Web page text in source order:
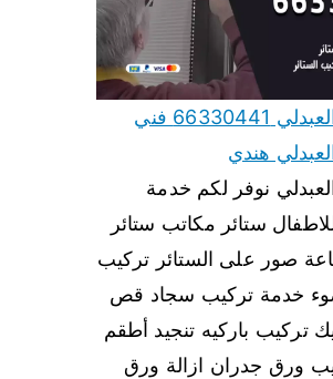
تركيب ستائر العبدلي 66330441 فني
هندي
نوفر لكم خدمة
ستائر مكاتب ستائر
صور على الستائر تركيب
خدمة تركيب سجاد قص
تركيب باركيه تنجيد أطقم
ورق جدران ازالة ورق